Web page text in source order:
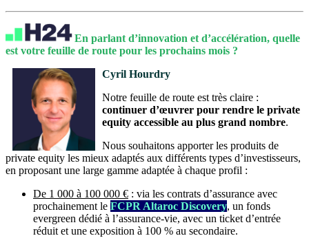
En parlant d’innovation et d’accélération, quelle
est votre feuille de route pour les prochains mois ?
Cyril Hourdry
Notre feuille de route est très claire :
continuer d’œuvrer pour rendre le private
equity accessible au plus grand nombre.
Nous souhaitons apporter les produits de
private equity les mieux adaptés aux différents types d’investisseurs,
en proposant une large gamme adaptée à chaque profil :
De 1 000 à 100 000 € : via les contrats d’assurance avec
prochainement le FCPR Altaroc Discovery, un fonds
evergreen dédié à l’assurance-vie, avec un ticket d’entrée
réduit et une exposition à 100 % au secondaire.